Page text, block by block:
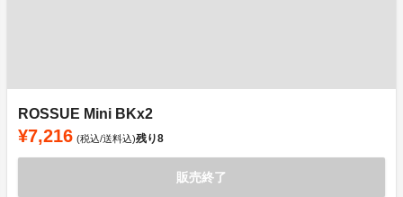
ROSSUE Mini BKx2
¥7,216 (税込/送料込)残り8
販売終了